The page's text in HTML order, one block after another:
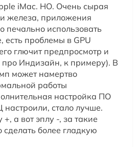
iMac. НО. Очень сырая
железа, приложения
печально использовать
проблемы в GPU
глючит предпросмотр и
про Индизайн, к примеру). В
может намертво
работы
настройка ПО
настроили, стало лучше.
а вот эплу -, за такие
более гладкую